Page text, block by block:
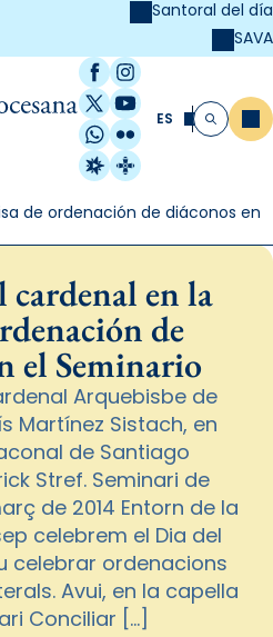
Santoral del día
SAVA
Facebook
Instagram
X / Twitter
YouTube
WhatsApp
Flickr
Radio Estel
Catalunya
ES Buscar
de ordenación de diáconos en
en la
de
el Seminario
Arquebisbe de
Martínez Sistach, en
de Santiago
Stref. Seminari de
de 2014 Entorn de la
celebrem el Dia del
celebrar ordenacions
Avui, en la capella
Conciliar […]